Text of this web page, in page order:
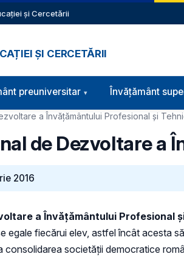
și Cercetării
ȘI CERCETĂRII
preuniversitar Învățământ
a Învățământului Profesional și
de Dezvoltare a
2016
a Învățământului Profesional
egale fiecărui elev, astfel încât acesta
consolidarea societății democratice